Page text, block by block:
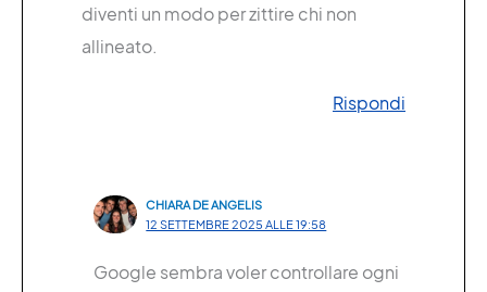
diventi un modo per zittire chi non
allineato.
Rispondi
CHIARA DE ANGELIS
12 SETTEMBRE 2025 ALLE 19:58
Google sembra voler controllare ogni